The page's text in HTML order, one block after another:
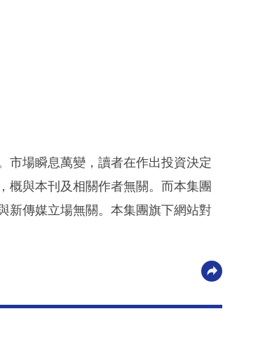
市場瞬息萬變，讀者在作出投資決定
概與本刊及相關作者無關。而本集團
新傳媒立場無關。本集團旗下網站對